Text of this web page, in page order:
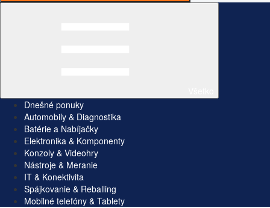
Dnešné ponuky
Automobily & Diagnostika
Batérie a Nabíjačky
Elektronika & Komponenty
Konzoly & Videohry
Nástroje & Meranie
IT & Konektivita
Spájkovanie & Reballing
Mobilné telefóny & Tablety